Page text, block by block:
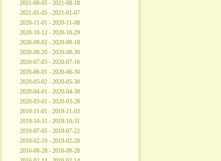
2021-08-05 - 2021-08-18
2021-01-05 - 2021-01-07
2020-11-01 - 2020-11-08
2020-10-12 - 2020-10-29
2020-09-02 - 2020-09-18
2020-08-20 - 2020-08-30
2020-07-05 - 2020-07-16
2020-06-01 - 2020-06-30
2020-05-02 - 2020-05-30
2020-04-01 - 2020-04-30
2020-03-01 - 2020-03-28
2019-11-01 - 2019-11-03
2019-10-31 - 2019-10-31
2019-07-05 - 2019-07-22
2019-02-19 - 2019-02-20
2016-08-28 - 2016-08-28